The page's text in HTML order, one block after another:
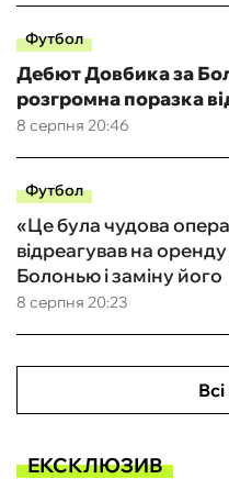
Футбол
8 серпня 20:46
Дебют Довбика за
розгромна поразка
Футбол
8 серпня 20:23
«Це була чудова
відреагував на
Болонью і заміну його
ЕКСКЛЮЗИВ